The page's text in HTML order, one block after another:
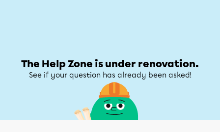
The Help Zone is under renovation.
See if your question has already been asked!